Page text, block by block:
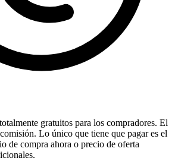
gratuitos para los compradores. El
Lo único que tiene que pagar es el
de compra ahora o precio de oferta